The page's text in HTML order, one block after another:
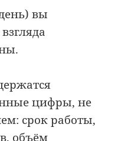
вы
цифры, не
срок работы,
объём